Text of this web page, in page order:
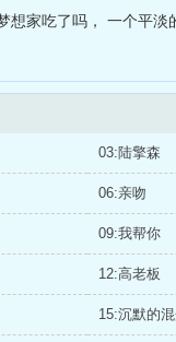
想家吃了吗， 一个平
03:陆擎森
06:亲吻
09:我帮你
12:高老板
15:沉默的